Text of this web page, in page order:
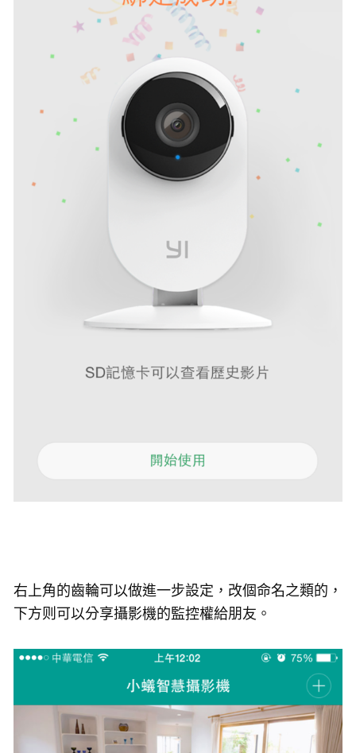
右上角的齒輪可以做進一步設定，改個命名之類的，
下方则可以分享攝影機的監控權給朋友。